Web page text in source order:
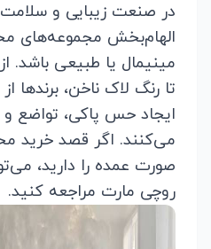
در صنعت زیبایی و سلامت
الهام‌بخش مجموعه‌های
مینیمال یا طبیعی باشد.
ایجاد حس پاکی، تواضع و
می‌کنند. اگر قصد خرید
صورت عمده را دارید،
روچی مارت مراجعه کنید.